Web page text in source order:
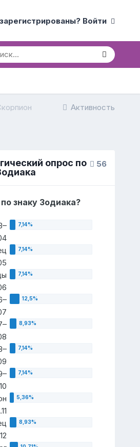
Войти
Активность
56
опрос по
знаку Зодиака?